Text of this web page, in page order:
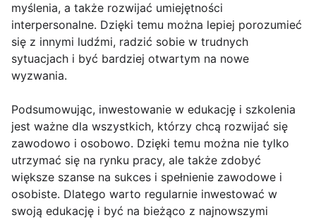
myślenia, a także rozwijać umiejętności
interpersonalne. Dzięki temu można lepiej porozumieć
się z innymi ludźmi, radzić sobie w trudnych
sytuacjach i być bardziej otwartym na nowe
wyzwania.
Podsumowując, inwestowanie w edukację i szkolenia
jest ważne dla wszystkich, którzy chcą rozwijać się
zawodowo i osobowo. Dzięki temu można nie tylko
utrzymać się na rynku pracy, ale także zdobyć
większe szanse na sukces i spełnienie zawodowe i
osobiste. Dlatego warto regularnie inwestować w
swoją edukację i być na bieżąco z najnowszymi